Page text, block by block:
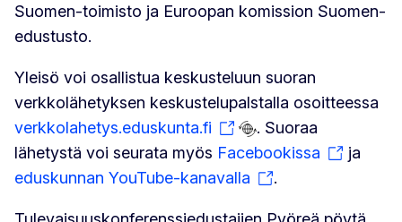
Suomen-toimisto ja Euroopan komission Suomen-
edustusto.
Yleisö voi osallistua keskusteluun suoran
verkkolähetyksen keskustelupalstalla osoitteessa
verkkolahetys.eduskunta.fi
. Suoraa
lähetystä voi seurata myös Facebookissa
ja
eduskunnan YouTube-kanavalla
.